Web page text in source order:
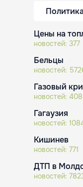
Политика
Цены на
новостей: 377
Бельцы
новостей:
Газовый
новостей: 408
Гагаузия
новостей:
Кишинев
новостей: 771
ДТП в
новостей: